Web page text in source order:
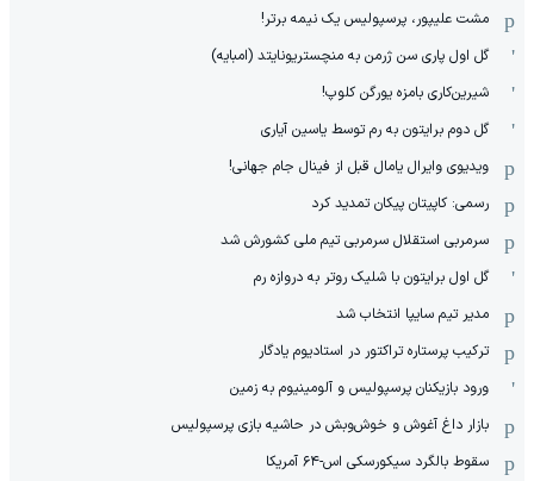
مشت علیپور، پرسپولیس یک نیمه برتر!
گل اول پاری سن ژرمن به منچستریونایتد (امبایه)
شیرین‌کاری بامزه یورگن کلوپ!
گل دوم برایتون به رم توسط یاسین آیاری
ویدیوی وایرال یامال قبل از فینال جام جهانی!
رسمی: کاپیتان پیکان تمدید کرد
سرمربی استقلال سرمربی تیم ملی کشورش شد
گل اول برایتون با شلیک روتر به دروازه رم
مدیر تیم سایپا انتخاب شد
ترکیب پرستاره تراکتور در استادیوم یادگار
ورود بازیکنان پرسپولیس و آلومینیوم به زمین
بازار داغ آغوش و خوش‌و‌بش در حاشیه بازی پرسپولیس
سقوط بالگرد سیکورسکی اس-۶۴ آمریکا